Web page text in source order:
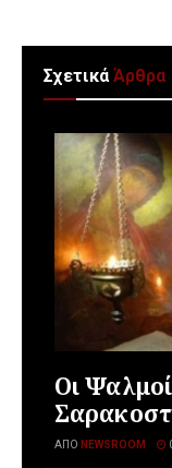
ΣχετικάΆρθρα
Οι
ΑΠΌ NEWSROOM